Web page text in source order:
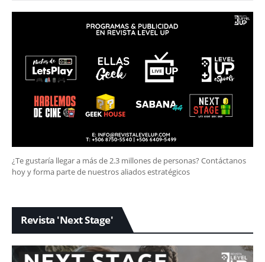
¿Te gustaría llegar a más de 2.3 millones de personas? Contáctanos
hoy y forma parte de nuestros aliados estratégicos
Revista 'Next Stage'